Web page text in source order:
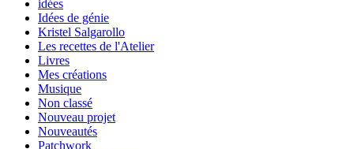
idées
Idées de génie
Kristel Salgarollo
Les recettes de l'Atelier
Livres
Mes créations
Musique
Non classé
Nouveau projet
Nouveautés
Patchwork